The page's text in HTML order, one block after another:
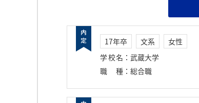
17年卒 文系
女性
学校名 ： 武蔵大学
職種 ： 総合職